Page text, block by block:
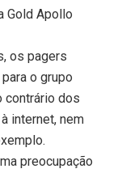
Gold Apollo
os pagers
o grupo
contrário dos
internet, nem
preocupação